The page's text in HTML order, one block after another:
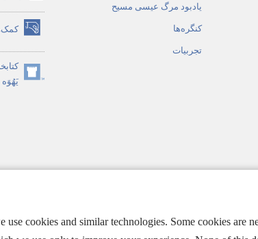
cookies and similar technologies. Some cookies are
یادبود مرگ عیسی مسیح
کنگره‌ها
تجربیات
(opens
new
window)
یَهُوَه (opens